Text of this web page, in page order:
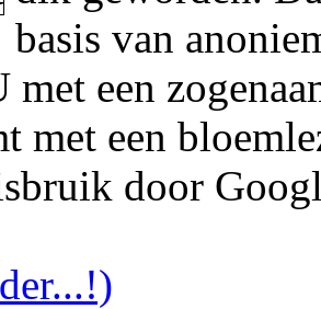
basis van
met een
met een
door